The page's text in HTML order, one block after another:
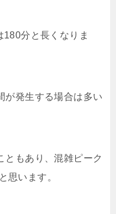
分と長くなりま
が発生する場合は多い
ともあり、混雑ピーク
思います。